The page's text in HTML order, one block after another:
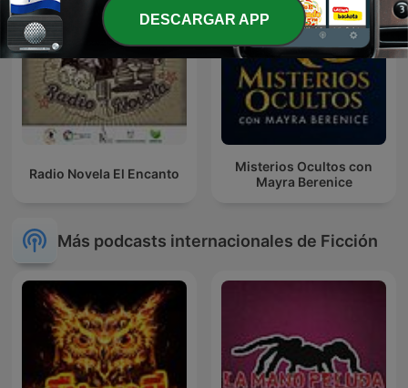
Radio Novela El Encanto
Misterios Ocultos con
Mayra Berenice
Más podcasts internacionales de Ficción
DESCARGAR APP